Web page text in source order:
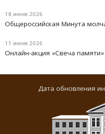
18 июня 2026
Oбщероссийская Минута
11 июня 2026
Онлайн-акция «Свеча памяти»
Дата обновления